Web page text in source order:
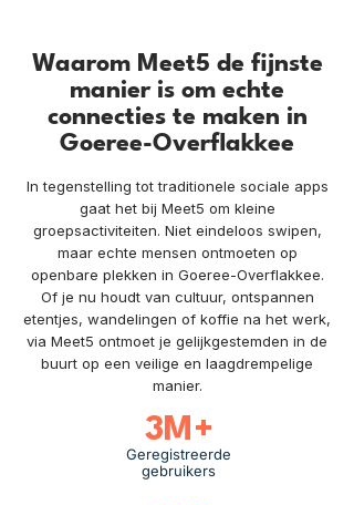
Waarom Meet5 de fijnste
manier is om echte
connecties te maken in
Goeree-Overflakkee
In tegenstelling tot traditionele sociale apps
gaat het bij Meet5 om kleine
groepsactiviteiten. Niet eindeloos swipen,
maar echte mensen ontmoeten op
openbare plekken in Goeree-Overflakkee.
Of je nu houdt van cultuur, ontspannen
etentjes, wandelingen of koffie na het werk,
via Meet5 ontmoet je gelijkgestemden in de
buurt op een veilige en laagdrempelige
manier.
3M+
Geregistreerde
gebruikers